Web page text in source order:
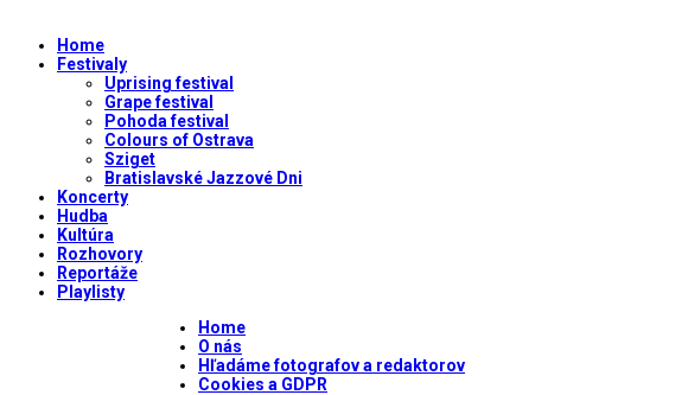
Home
Festivaly
Uprising festival
Grape festival
Pohoda festival
Colours of Ostrava
Sziget
Bratislavské Jazzové Dni
Koncerty
Hudba
Kultúra
Rozhovory
Reportáže
Playlisty
Home
O nás
Hľadáme fotografov a redaktorov
Cookies a GDPR